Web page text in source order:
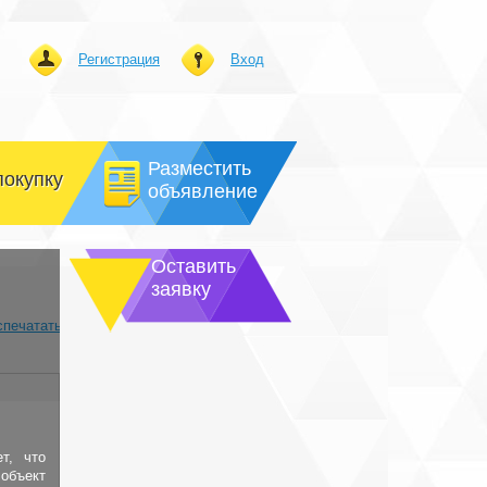
Вход
Регистрация
Разместить
объявление
что
Оставить
заявку